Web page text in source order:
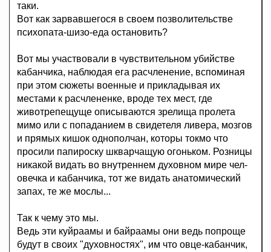
таки.
Вот как зарвавшегося в своем позволительстве
психопата-шизо-еда остановить?
Вот мы участвовали в чувствительном убийстве
кабанчика, наблюдая ега расчленение, вспоминая
при этом сюжеты военные и прикладывая их
местами к расчлененке, вроде тех мест, где
животрепещуще описываются зрелища пролета
мимо или с попаданием в свидетеля ливера, мозгов
и прямых кишок однополчан, которы токмо что
просили папироску шкварчащую огоньком. Розницы
никакой видать во внутреннем духовном мире чел-
овечка и кабанчика, тот же видать анатомический
запах, те же мослы...
Так к чему это мы.
Ведь эти куйраамы и байраамы они ведь попроще
будут в своих "духовностях", им что овце-кабанчик,